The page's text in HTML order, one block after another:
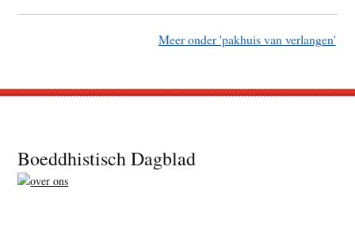
Meer onder 'pakhuis van verlangen'
Footer
Boeddhistisch Dagblad